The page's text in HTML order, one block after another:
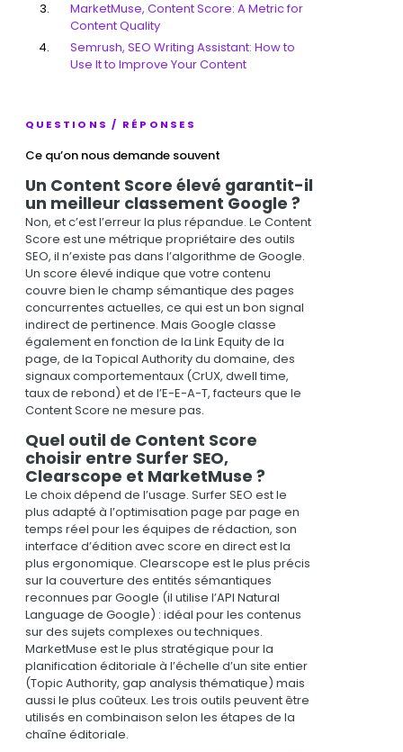
MarketMuse, Content Score: A Metric for
Content Quality
Semrush, SEO Writing Assistant: How to
Use It to Improve Your Content
QUESTIONS / RÉPONSES
Ce qu’on nous demande souvent
Un Content Score élevé garantit-il
un meilleur classement Google ?
Non, et c’est l’erreur la plus répandue. Le Content
Score est une métrique propriétaire des outils
SEO, il n’existe pas dans l’algorithme de Google.
Un score élevé indique que votre contenu
couvre bien le champ sémantique des pages
concurrentes actuelles, ce qui est un bon signal
indirect de pertinence. Mais Google classe
également en fonction de la Link Equity de la
page, de la Topical Authority du domaine, des
signaux comportementaux (CrUX, dwell time,
taux de rebond) et de l’E-E-A-T, facteurs que le
Content Score ne mesure pas.
Quel outil de Content Score
choisir entre Surfer SEO,
Clearscope et MarketMuse ?
Le choix dépend de l’usage. Surfer SEO est le
plus adapté à l’optimisation page par page en
temps réel pour les équipes de rédaction, son
interface d’édition avec score en direct est la
plus ergonomique. Clearscope est le plus précis
sur la couverture des entités sémantiques
reconnues par Google (il utilise l’API Natural
Language de Google) : idéal pour les contenus
sur des sujets complexes ou techniques.
MarketMuse est le plus stratégique pour la
planification éditoriale à l’échelle d’un site entier
(Topic Authority, gap analysis thématique) mais
aussi le plus coûteux. Les trois outils peuvent être
utilisés en combinaison selon les étapes de la
chaîne éditoriale.